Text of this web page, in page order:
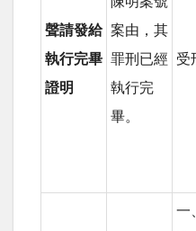
聲請發給
執行完畢
證明
案由，其
罪刑已經
執行完
畢。
受
一